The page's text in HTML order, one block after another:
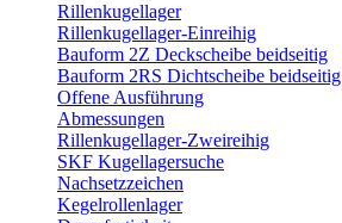
Rillenkugellager
Rillenkugellager-Einreihig
Bauform 2Z Deckscheibe beidseitig
Bauform 2RS Dichtscheibe beidseitig
Offene Ausführung
Abmessungen
Rillenkugellager-Zweireihig
SKF Kugellagersuche
Nachsetzzeichen
Kegelrollenlager